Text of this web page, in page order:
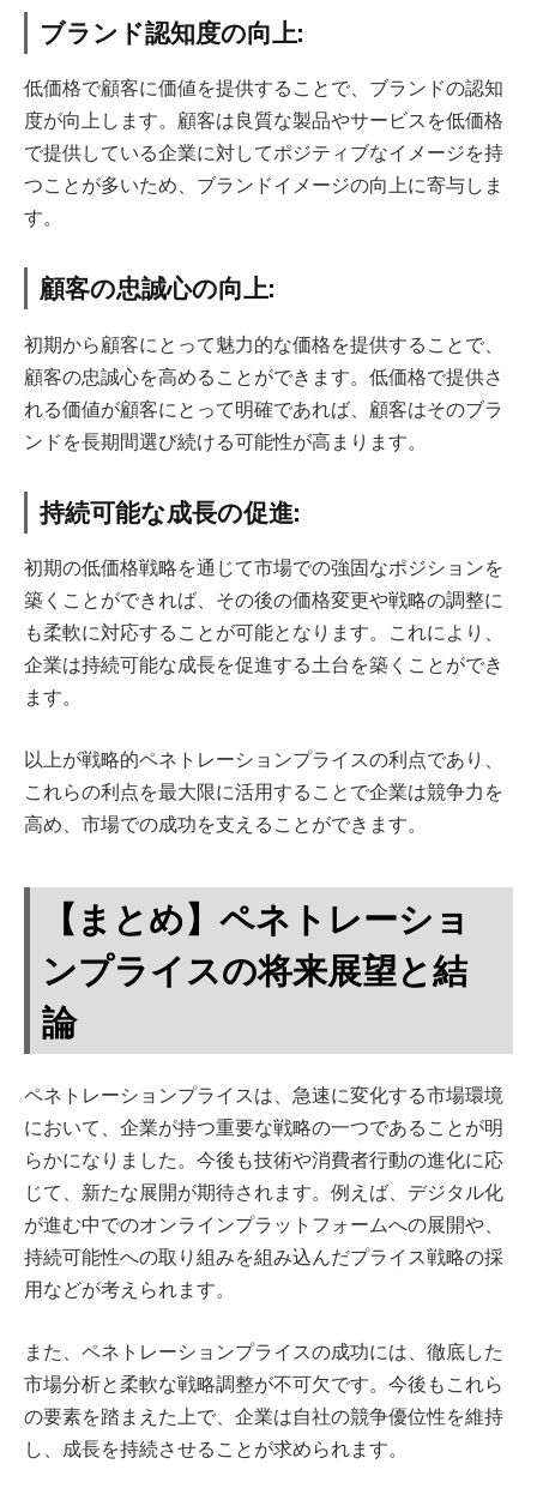
ブランド認知度の向上:
低価格で顧客に価値を提供することで、ブランドの認知
度が向上します。顧客は良質な製品やサービスを低価格
で提供している企業に対してポジティブなイメージを持
つことが多いため、ブランドイメージの向上に寄与しま
す。
顧客の忠誠心の向上:
初期から顧客にとって魅力的な価格を提供することで、
顧客の忠誠心を高めることができます。低価格で提供さ
れる価値が顧客にとって明確であれば、顧客はそのブラ
ンドを長期間選び続ける可能性が高まります。
持続可能な成長の促進:
初期の低価格戦略を通じて市場での強固なポジションを
築くことができれば、その後の価格変更や戦略の調整に
も柔軟に対応することが可能となります。これにより、
企業は持続可能な成長を促進する土台を築くことができ
ます。
以上が戦略的ペネトレーションプライスの利点であり、
これらの利点を最大限に活用することで企業は競争力を
高め、市場での成功を支えることができます。
【まとめ】ペネトレーショ
ンプライスの将来展望と結
論
ペネトレーションプライスは、急速に変化する市場環境
において、企業が持つ重要な戦略の一つであることが明
らかになりました。今後も技術や消費者行動の進化に応
じて、新たな展開が期待されます。例えば、デジタル化
が進む中でのオンラインプラットフォームへの展開や、
持続可能性への取り組みを組み込んだプライス戦略の採
用などが考えられます。
また、ペネトレーションプライスの成功には、徹底した
市場分析と柔軟な戦略調整が不可欠です。今後もこれら
の要素を踏まえた上で、企業は自社の競争優位性を維持
し、成長を持続させることが求められます。